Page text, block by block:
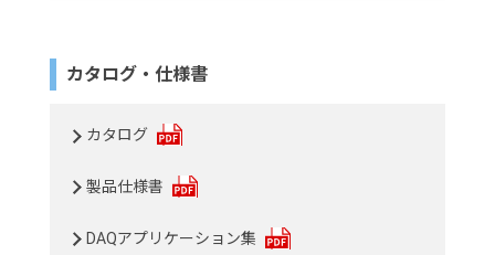
カタログ・仕様書
カタログ
製品仕様書
DAQアプリケーション集